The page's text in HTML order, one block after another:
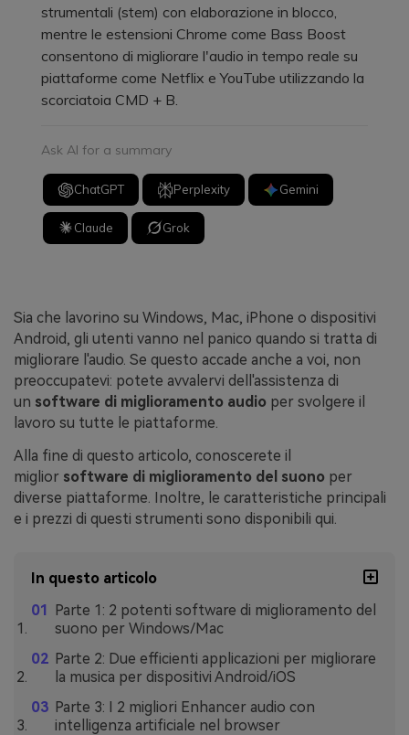
strumentali (stem) con elaborazione in blocco,
mentre le estensioni Chrome come Bass Boost
consentono di migliorare l'audio in tempo reale su
piattaforme come Netflix e YouTube utilizzando la
scorciatoia CMD + B.
Ask AI for a summary
ChatGPT Perplexity Gemini
Claude Grok
Sia che lavorino su Windows, Mac, iPhone o dispositivi
Android, gli utenti vanno nel panico quando si tratta di
migliorare l'audio. Se questo accade anche a voi, non
preoccupatevi: potete avvalervi dell'assistenza di
un software di miglioramento audio per svolgere il
lavoro su tutte le piattaforme.
Alla fine di questo articolo, conoscerete il
miglior software di miglioramento del suono per
diverse piattaforme. Inoltre, le caratteristiche principali
e i prezzi di questi strumenti sono disponibili qui.
In questo articolo
Parte 1: 2 potenti software di miglioramento del
suono per Windows/Mac
Parte 2: Due efficienti applicazioni per migliorare
la musica per dispositivi Android/iOS
Parte 3: I 2 migliori Enhancer audio con
intelligenza artificiale nel browser